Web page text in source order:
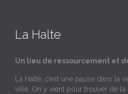
La Halte
Un lieu de ressourcement et
La Halte, c’est une pause dans la
ville. On y vient pour trouver de